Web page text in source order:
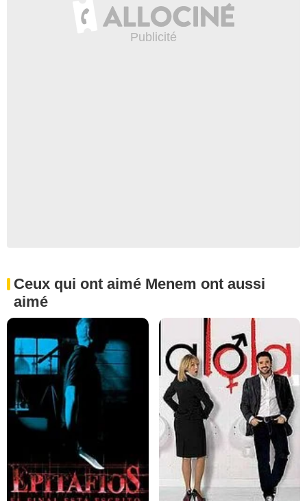
Ceux qui ont aimé Menem ont aussi
aimé